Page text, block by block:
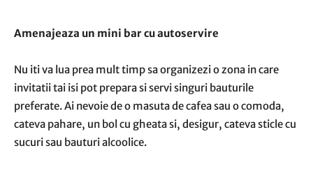
Amenajeaza un mini bar cu autoservire
Nu iti va lua prea mult timp sa organizezi o zona in care
invitatii tai isi pot prepara si servi singuri bauturile
preferate. Ai nevoie de o masuta de cafea sau o comoda,
cateva pahare, un bol cu gheata si, desigur, cateva sticle cu
sucuri sau bauturi alcoolice.